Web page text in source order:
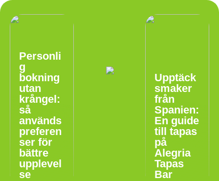
Personli
g
bokning
utan
krångel:
så
används
preferen
ser för
bättre
upplevel
se
Upptäck
smaker
från
Spanien:
En guide
till tapas
på
Alegria
Tapas
Bar